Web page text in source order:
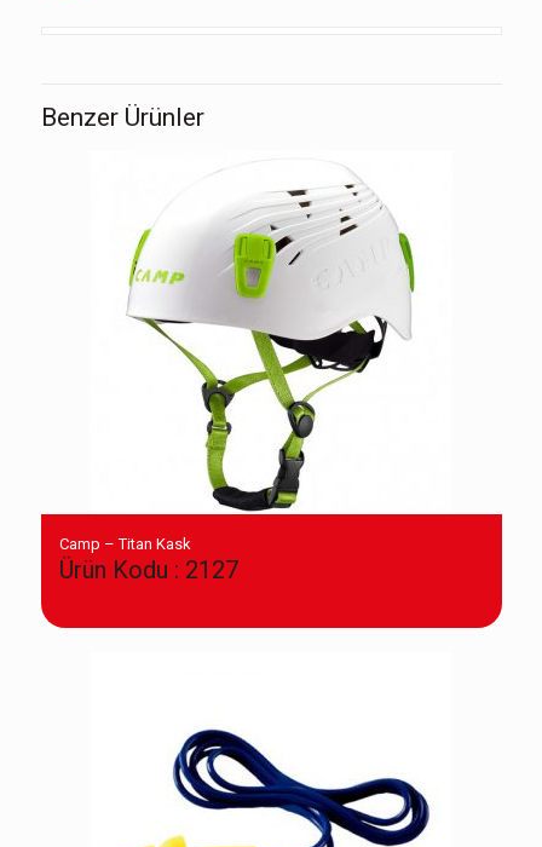
Benzer Ürünler
Camp – Titan Kask
Ürün Kodu : 2127